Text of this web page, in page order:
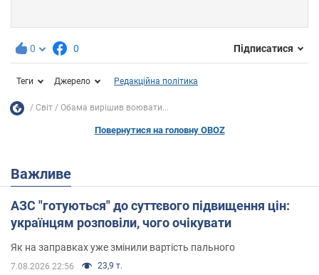
0 0 Підписатися
Теги Джерело Редакційна політика
Світ Обама вирішив воювати...
Повернутися на головну OBOZ
Важливе
АЗС "готуються" до суттєвого підвищення цін:
українцям розповіли, чого очікувати
Як на заправках уже змінили вартість пального
7.08.2026 22:56 23,9 т.